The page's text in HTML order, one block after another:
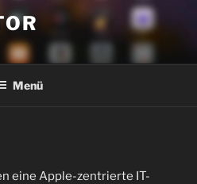
Menü
eine Apple-zentrierte IT-